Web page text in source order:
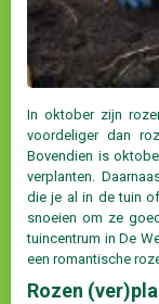
In oktober zijn
voordeliger dan
Bovendien is
verplanten.
die je al in de tuin
snoeien om ze
tuincentrum in De
een romantische
Rozen